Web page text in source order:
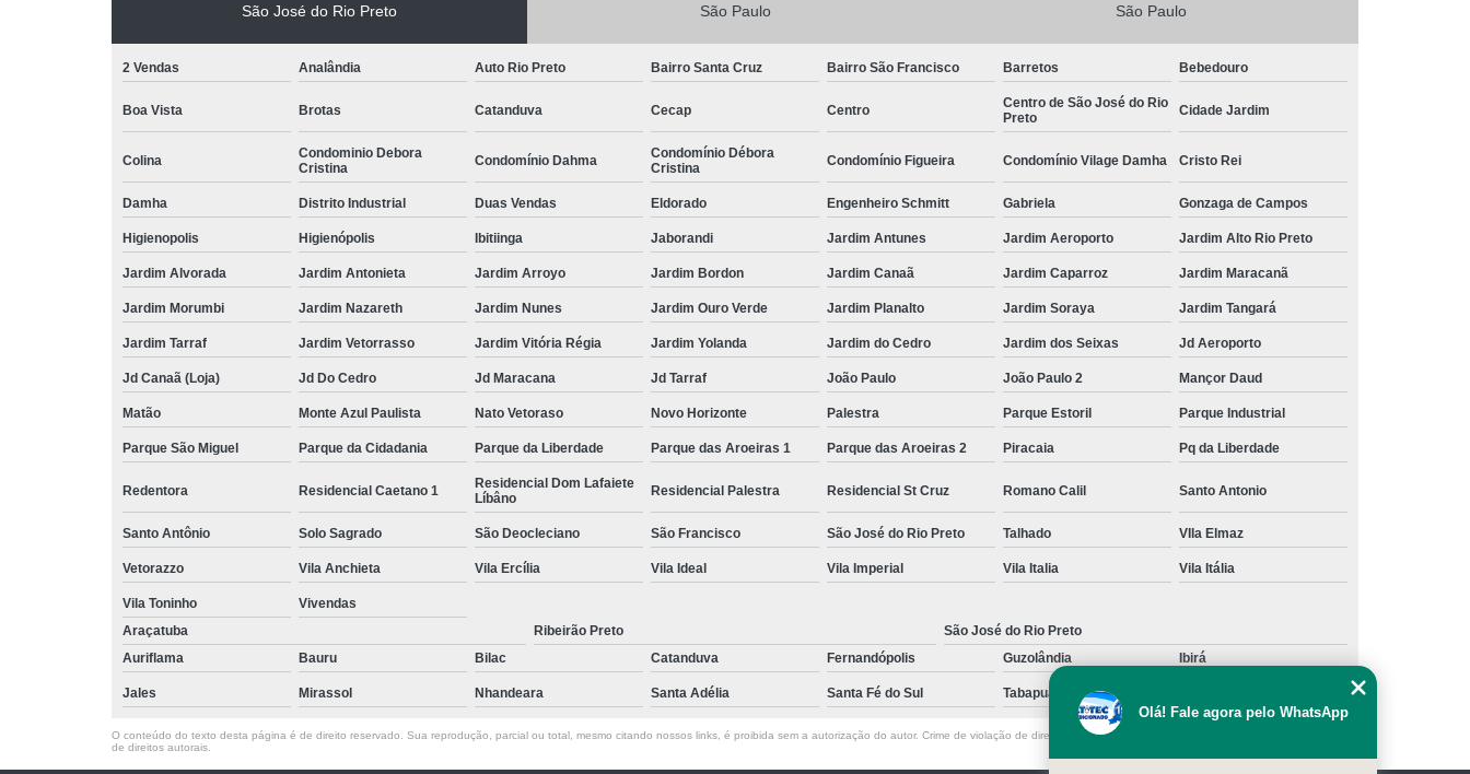
São José do Rio Preto São Paulo São Paulo
2 Vendas Analândia Auto Rio Preto Bairro Santa Cruz Bairro São Francisco Barretos Bebedouro
Boa Vista Brotas Catanduva Cecap Centro
Centro de São José do Rio
Preto
Cidade Jardim
Colina
Condominio Debora
Cristina
Condomínio Dahma
Condomínio Débora
Cristina
Condomínio Figueira Condomínio Vilage Damha Cristo Rei
Damha Distrito Industrial Duas Vendas Eldorado Engenheiro Schmitt Gabriela Gonzaga de Campos
Higienopolis Higienópolis Ibitiinga Jaborandi Jardim Antunes Jardim Aeroporto Jardim Alto Rio Preto
Jardim Alvorada Jardim Antonieta Jardim Arroyo Jardim Bordon Jardim Canaã Jardim Caparroz Jardim Maracanã
Jardim Morumbi Jardim Nazareth Jardim Nunes Jardim Ouro Verde Jardim Planalto Jardim Soraya Jardim Tangará
Jardim Tarraf Jardim Vetorrasso Jardim Vitória Régia Jardim Yolanda Jardim do Cedro Jardim dos Seixas Jd Aeroporto
Jd Canaã (Loja) Jd Do Cedro Jd Maracana Jd Tarraf João Paulo João Paulo 2 Mançor Daud
Matão Monte Azul Paulista Nato Vetoraso Novo Horizonte Palestra Parque Estoril Parque Industrial
Parque São Miguel Parque da Cidadania Parque da Liberdade Parque das Aroeiras 1 Parque das Aroeiras 2 Piracaia Pq da Liberdade
Redentora Residencial Caetano 1
Residencial Dom Lafaiete
Líbâno
Residencial Palestra Residencial St Cruz Romano Calil Santo Antonio
Santo Antônio Solo Sagrado São Deocleciano São Francisco São José do Rio Preto Talhado VIla Elmaz
Vetorazzo Vila Anchieta Vila Ercília Vila Ideal Vila Imperial Vila Italia Vila Itália
Vila Toninho
Vivendas
Araçatuba
Ribeirão Preto
São José do Rio Preto
Auriflama
Bauru Bilac Catanduva Fernandópolis Guzolândia Ibirá
Jales Mirassol Nhandeara Santa Adélia Santa Fé do Sul Tabapuã
O conteúdo do texto desta página é de direito reservado. Sua reprodução, parcial ou total, mesmo citando nossos links, é proibida sem a autorização do autor. Crime de violação de direito autoral – artigo 184 do Código Penal –
de direitos autorais
Olá! Fale agora pelo WhatsApp